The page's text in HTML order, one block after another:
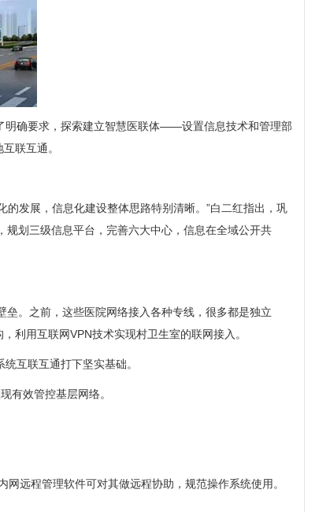
明确要求，探索建立智慧医联体——设置信息技术和管理部
联互通。
发展，信息化建设整体思路特别清晰。”白二红指出，巩
划三级信息平台，完善六大中心，信息在全域公开共
。之前，这些医院网络接入各种专线，很多都是独立
利用互联网VPN技术实现村卫生室的联网接入。
互联互通打下坚实基础。
有效管控基层网络。
远程管理软件可对其做远程协助，规范操作系统使用。